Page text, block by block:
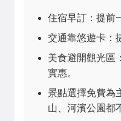
住宿早訂：提前
交通靠悠遊卡：
美食避開觀光區
實惠。
景點選擇免費為
山、河濱公園都